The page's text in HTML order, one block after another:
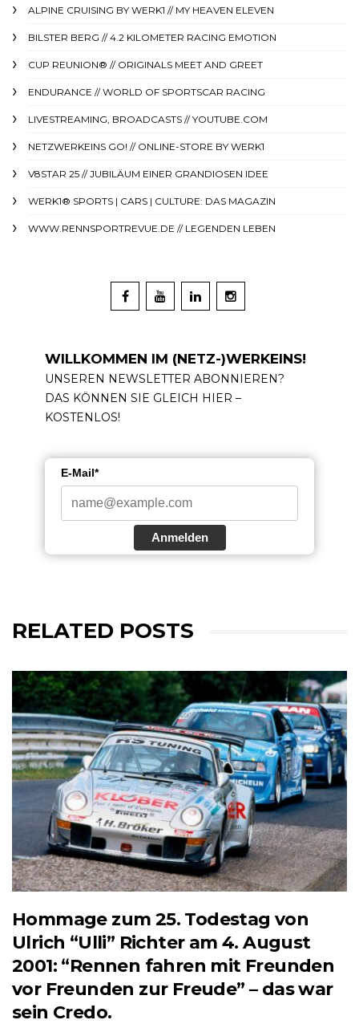
ALPINE CRUISING BY WERK1 // MY HEAVEN ELEVEN
BILSTER BERG // 4.2 KILOMETER RACING EMOTION
CUP REUNION® // ORIGINALS MEET AND GREET
ENDURANCE // WORLD OF SPORTSCAR RACING
LIVESTREAMING, BROADCASTS // YOUTUBE.COM
NETZWERKEINS GO! // ONLINE-STORE BY WERK1
V8STAR 25 // JUBILÄUM EINER GRANDIOSEN IDEE
WERK1® SPORTS | CARS | CULTURE: DAS MAGAZIN
WWW.RENNSPORTREVUE.DE // LEGENDEN LEBEN
WILLKOMMEN IM (NETZ-)WERKEINS!
UNSEREN NEWSLETTER ABONNIEREN?
DAS KÖNNEN SIE GLEICH HIER –
KOSTENLOS!
E-Mail*
Anmelden
RELATED POSTS
Hommage zum 25. Todestag von
Ulrich “Ulli” Richter am 4. August
2001: “Rennen fahren mit Freunden
vor Freunden zur Freude” – das war
sein Credo.